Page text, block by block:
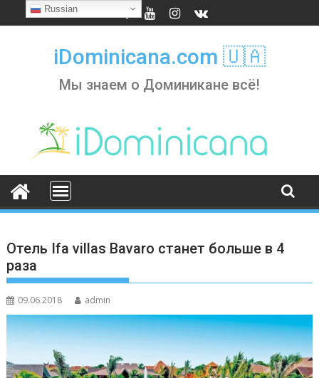
to
iDominicana.com 🇺🇦
Мы знаем о Доминикане всё!
Отель Ifa villas Bavaro станет больше в 4
раза
09.06.2018 admin
Russian